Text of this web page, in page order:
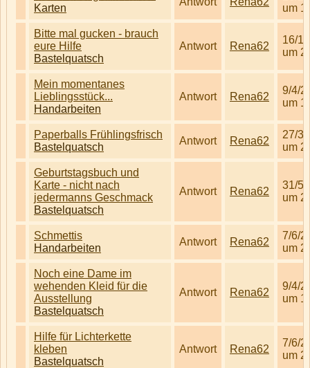
Karten
um
Bitte mal gucken - brauch
eure Hilfe
Bastelquatsch
Antwort Rena62
16/1/
um
Mein momentanes
Lieblingsstück...
Handarbeiten
Antwort Rena62
9/4/
um
Paperballs Frühlingsfrisch
Bastelquatsch
Antwort Rena62
27/3/
um
Geburtstagsbuch und
Karte - nicht nach
jedermanns Geschmack
Bastelquatsch
Antwort Rena62
31/5/
um
Schmettis
Handarbeiten
Antwort Rena62
7/6/
um
Noch eine Dame im
wehenden Kleid für die
Ausstellung
Bastelquatsch
Antwort Rena62
9/4/
um
Hilfe für Lichterkette
kleben
Bastelquatsch
Antwort Rena62
7/6/
um